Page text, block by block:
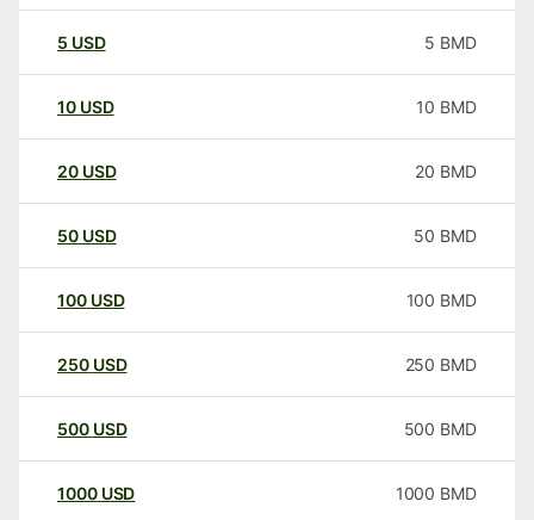
5 USD 5 BMD
10 USD 10 BMD
20 USD 20 BMD
50 USD 50 BMD
100 USD 100 BMD
250 USD 250 BMD
500 USD 500 BMD
1000 USD 1000 BMD